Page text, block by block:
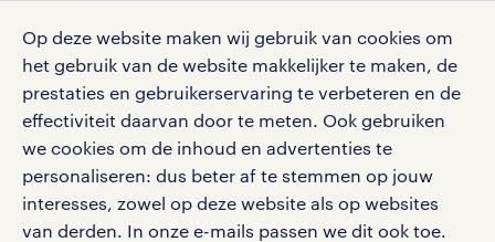
Op deze website maken wij gebruik van cookies om
het gebruik van de website makkelijker te maken, de
prestaties en gebruikerservaring te verbeteren en de
effectiviteit daarvan door te meten. Ook gebruiken
we cookies om de inhoud en advertenties te
personaliseren: dus beter af te stemmen op jouw
interesses, zowel op deze website als op websites
van derden. In onze e-mails passen we dit ook toe.
social media
Volg ons voor de leukste content omtrent
vacatures, solliciteren en inspiratie.